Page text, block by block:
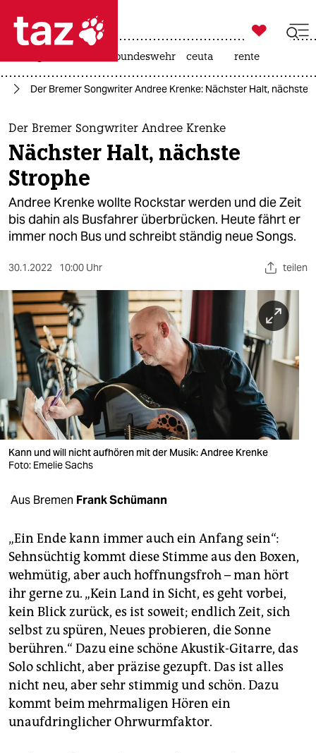
 taz zahl ich
taz zahl ich
themen
politik
öko
gesellschaft
sport
berlin
nord
wahrheit
verlag
verlag
veranstaltungen
shop
unterstützen
abo
genossenschaft
epaper login

taz zahl ich
bundeswehr ceuta rente
Der Bremer Songwriter Andree Krenke: Nächster Halt, nächste
Der Bremer Songwriter Andree Krenke
Nächster Halt, nächste
Strophe
Andree Krenke wollte Rockstar werden und die Zeit
bis dahin als Busfahrer überbrücken. Heute fährt er
immer noch Bus und schreibt ständig neue Songs.
30.1.2022 10:00 Uhr teilen
Kann und will nicht aufhören mit der Musik: Andree Krenke
Foto: Emelie Sachs
Aus Bremen Frank Schümann
„Ein Ende kann immer auch ein Anfang sein“:
Sehnsüchtig kommt diese Stimme aus den Boxen,
wehmütig, aber auch hoffnungsfroh – man hört
ihr gerne zu. „Kein Land in Sicht, es geht vorbei,
kein Blick zurück, es ist soweit; endlich Zeit, sich
selbst zu spüren, Neues probieren, die Sonne
berühren.“ Dazu eine schöne Akustik-Gitarre, das
Solo schlicht, aber präzise gezupft. Das ist alles
nicht neu, aber sehr stimmig und schön. Dazu
kommt beim mehrmaligen Hören ein
unaufdringlicher Ohrwurmfaktor.